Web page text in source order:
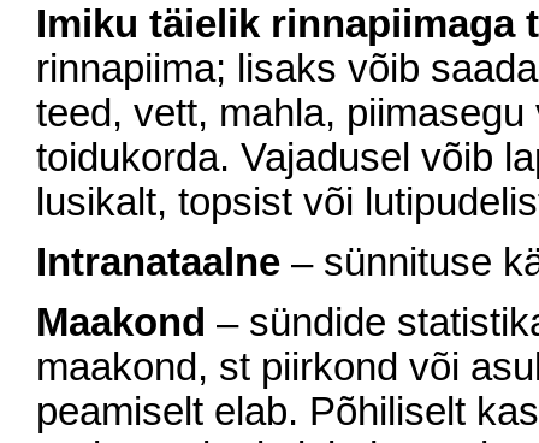
Imiku täielik rinnapiimaga
rinnapiima; lisaks võib
teed, vett, mahla,
toidukorda. Vajadusel võib
lusikalt, topsist või
Intranataalne – sünnituse
Maakond – sündide
maakond, st piirkond või
peamiselt elab. Põhiliselt